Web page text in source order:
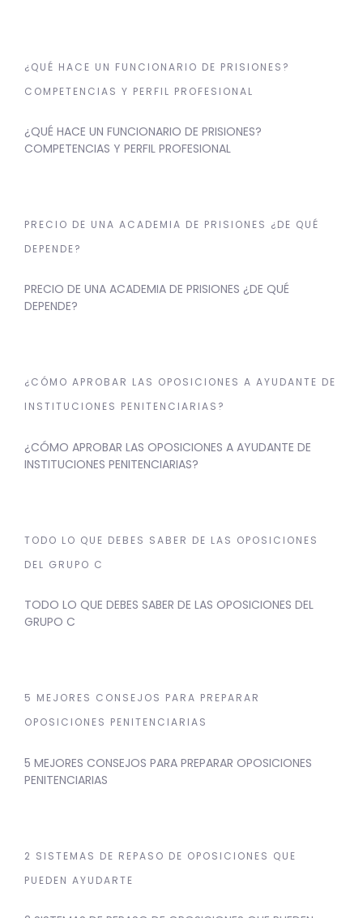
¿QUÉ HACE UN FUNCIONARIO DE PRISIONES?
COMPETENCIAS Y PERFIL PROFESIONAL
¿QUÉ HACE UN FUNCIONARIO DE PRISIONES?
COMPETENCIAS Y PERFIL PROFESIONAL
PRECIO DE UNA ACADEMIA DE PRISIONES ¿DE QUÉ
DEPENDE?
PRECIO DE UNA ACADEMIA DE PRISIONES ¿DE QUÉ
DEPENDE?
¿CÓMO APROBAR LAS OPOSICIONES A AYUDANTE DE
INSTITUCIONES PENITENCIARIAS?
¿CÓMO APROBAR LAS OPOSICIONES A AYUDANTE DE
INSTITUCIONES PENITENCIARIAS?
TODO LO QUE DEBES SABER DE LAS OPOSICIONES
DEL GRUPO C
TODO LO QUE DEBES SABER DE LAS OPOSICIONES DEL
GRUPO C
5 MEJORES CONSEJOS PARA PREPARAR
OPOSICIONES PENITENCIARIAS
5 MEJORES CONSEJOS PARA PREPARAR OPOSICIONES
PENITENCIARIAS
2 SISTEMAS DE REPASO DE OPOSICIONES QUE
PUEDEN AYUDARTE